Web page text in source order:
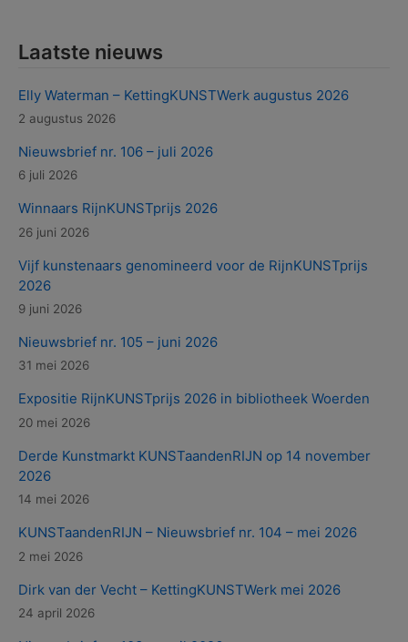
Laatste nieuws
Elly Waterman – KettingKUNSTWerk augustus 2026
2 augustus 2026
Nieuwsbrief nr. 106 – juli 2026
6 juli 2026
Winnaars RijnKUNSTprijs 2026
26 juni 2026
Vijf kunstenaars genomineerd voor de RijnKUNSTprijs
2026
9 juni 2026
Nieuwsbrief nr. 105 – juni 2026
31 mei 2026
Expositie RijnKUNSTprijs 2026 in bibliotheek Woerden
20 mei 2026
Derde Kunstmarkt KUNSTaandenRIJN op 14 november
2026
14 mei 2026
KUNSTaandenRIJN – Nieuwsbrief nr. 104 – mei 2026
2 mei 2026
Dirk van der Vecht – KettingKUNSTWerk mei 2026
24 april 2026